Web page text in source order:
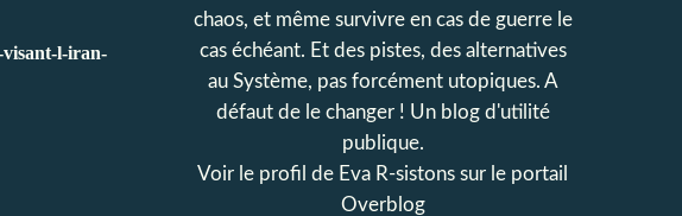
visant-l-iran-
chaos, et même survivre en cas de guerre le
cas échéant. Et des pistes, des alternatives
au Système, pas forcément utopiques. A
défaut de le changer ! Un blog d'utilité
publique.
Voir le profil de Eva R-sistons sur le portail
Overblog